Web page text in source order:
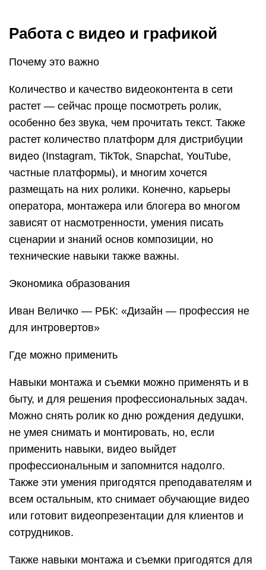
Работа с видео и графикой
Почему это важно
Количество и качество видеоконтента в сети
растет — сейчас проще посмотреть ролик,
особенно без звука, чем прочитать текст. Также
растет количество платформ для дистрибуции
видео (Instagram, TikTok, Snapchat, YouTube,
частные платформы), и многим хочется
размещать на них ролики. Конечно, карьеры
оператора, монтажера или блогера во многом
зависят от насмотренности, умения писать
сценарии и знаний основ композиции, но
технические навыки также важны.
Экономика образования
Иван Величко — РБК: «Дизайн — профессия не
для интровертов»
Где можно применить
Навыки монтажа и съемки можно применять и в
быту, и для решения профессиональных задач.
Можно снять ролик ко дню рождения дедушки,
не умея снимать и монтировать, но, если
применить навыки, видео выйдет
профессиональным и запомнится надолго.
Также эти умения пригодятся преподавателям и
всем остальным, кто снимает обучающие видео
или готовит видеопрезентации для клиентов и
сотрудников.
Также навыки монтажа и съемки пригодятся для